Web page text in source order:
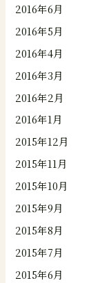
2016年6月
2016年5月
2016年4月
2016年3月
2016年2月
2016年1月
2015年12月
2015年11月
2015年10月
2015年9月
2015年8月
2015年7月
2015年6月